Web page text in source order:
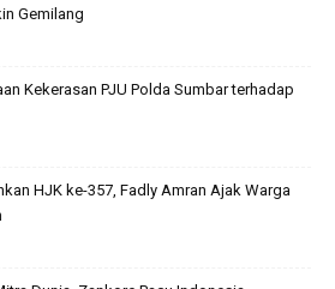
Gemilang
Kekerasan PJU Polda Sumbar terhadap
HJK ke-357, Fadly Amran Ajak Warga